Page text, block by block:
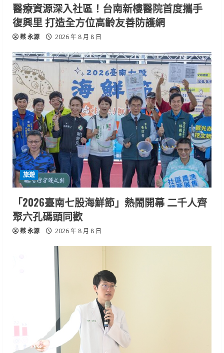
醫療資源深入社區！台南新樓醫院首度攜手
復興里 打造全方位高齡友善防護網
蔡 永源 2026 年 8 月 8 日
旅遊
「2026臺南七股海鮮節」熱鬧開幕 二千人齊
聚六孔碼頭同歡
蔡 永源 2026 年 8 月 8 日